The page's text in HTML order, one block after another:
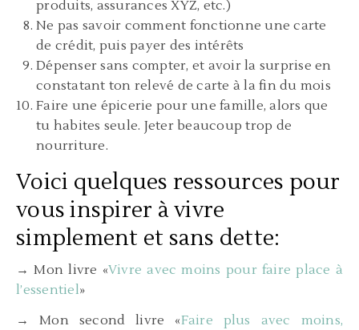
produits, assurances XYZ, etc.)
Ne pas savoir comment fonctionne une carte
de crédit, puis payer des intérêts
Dépenser sans compter, et avoir la surprise en
constatant ton relevé de carte à la fin du mois
Faire une épicerie pour une famille, alors que
tu habites seule. Jeter beaucoup trop de
nourriture.
Voici quelques ressources pour
vous inspirer à vivre
simplement et sans dette:
→ Mon livre «Vivre avec moins pour faire place à
l’essentiel»
→ Mon second livre «Faire plus avec moins,